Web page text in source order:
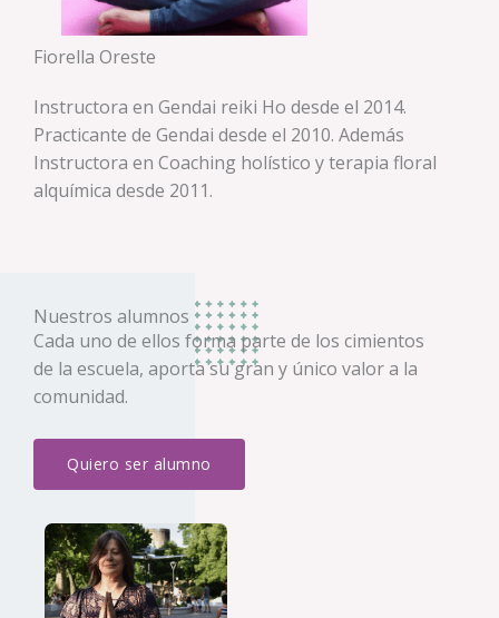
Fiorella Oreste
Instructora en Gendai reiki Ho desde el 2014.
Practicante de Gendai desde el 2010. Además
Instructora en Coaching holístico y terapia floral
alquímica desde 2011.
Nuestros alumnos
Cada uno de ellos forma parte de los cimientos
de la escuela, aporta su gran y único valor a la
comunidad.
Quiero ser alumno